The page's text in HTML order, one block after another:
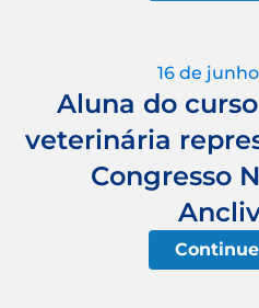
16 de
Aluna do
veterinária
Congresso